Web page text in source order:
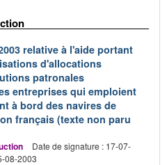
relative à l'aide portant
d'allocations
patronales
entreprises qui emploient
à bord des navires de
français (texte non paru
Date de signature : 17-07-
08-2003